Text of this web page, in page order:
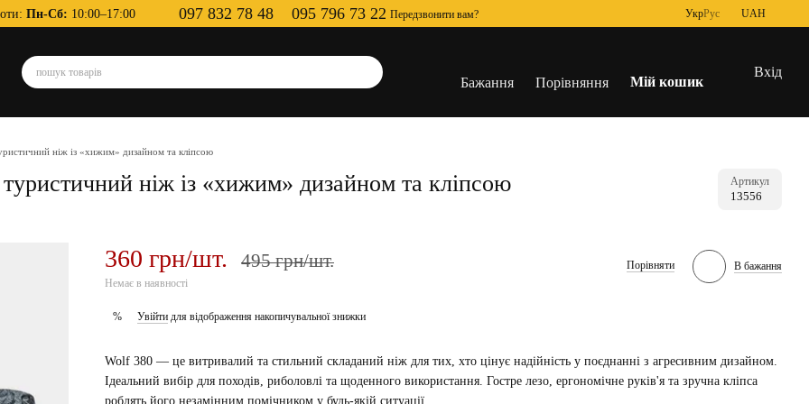
Пн-Сб: 10:00–17:00 097 832 78 48 095 796 73 22 Передзвонити вам? УкрРус UAH
Бажання Порівняння Мій кошик
Вхід
ніж із «хижим» дизайном та кліпсою
ніж із «хижим» дизайном та кліпсою Артикул
13556
360 грн/шт. 495 грн/шт.
Немає в наявності
Порівняти В бажання
% Увійтидля відображення накопичувальної знижки
Wolf 380 — це витривалий та стильний складаний ніж для тих, хто цінує надійність у поєднанні з агресивним дизайном.
Ідеальний вибір для походів, риболовлі та щоденного використання. Гостре лезо, ергономічне руків'я та зручна кліпса
роблять його незамінним помічником у будь-якій ситуації.